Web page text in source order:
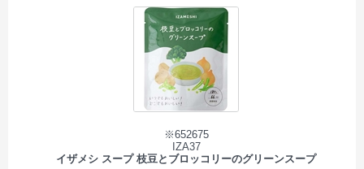
※652675
IZA37
イザメシ スープ 枝豆とブロッコリーのグリーンスープ